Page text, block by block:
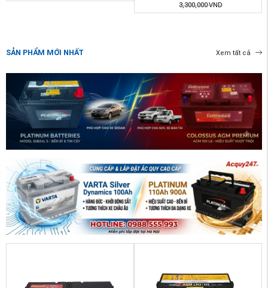
3,300,000 VND
SẢN PHẨM MỚI NHẤT Xem tất cả